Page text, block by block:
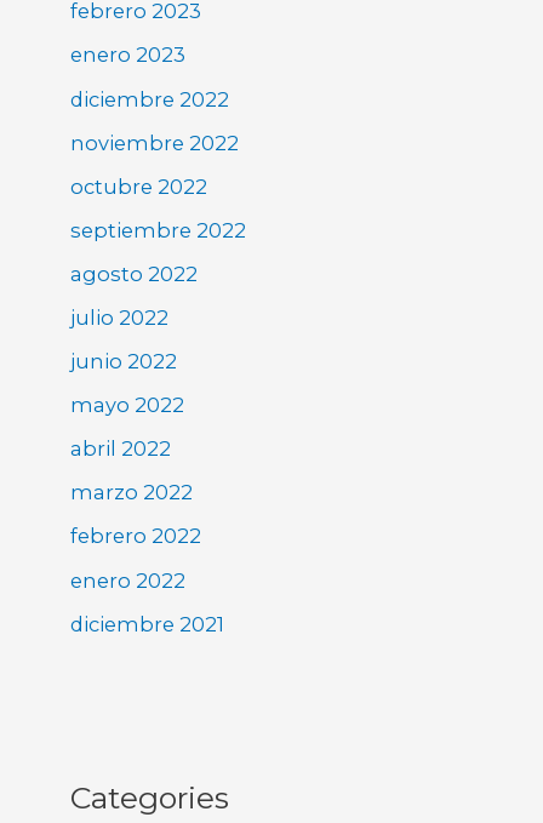
febrero 2023
enero 2023
diciembre 2022
noviembre 2022
octubre 2022
septiembre 2022
agosto 2022
julio 2022
junio 2022
mayo 2022
abril 2022
marzo 2022
febrero 2022
enero 2022
diciembre 2021
Categories